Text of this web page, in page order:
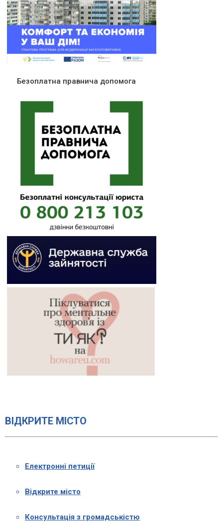
Безоплатна правнича допомога
ВІДКРИТЕ МІСТО
Електронні петиції
Відкрите місто
Консультація з громадськістю